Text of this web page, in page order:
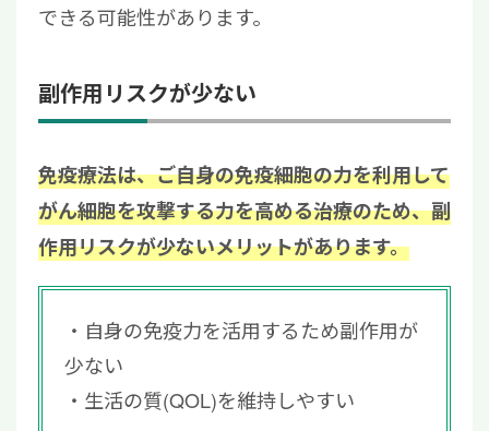
できる可能性があります。
副作用リスクが少ない
免疫療法は、ご自身の免疫細胞の力を利用して
がん細胞を攻撃する力を高める治療のため、副
作用リスクが少ないメリットがあります。
自身の免疫力を活用するため副作用が
少ない
生活の質(QOL)を維持しやすい